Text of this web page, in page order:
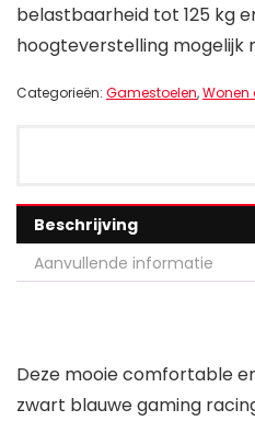
belastbaarheid tot 125 kg
hoogteverstelling mogelijk
Categorieën: Gamestoelen,Wonen
Beschrijving
Aanvullende informatie
Deze mooie comfortable
zwart blauwe gaming